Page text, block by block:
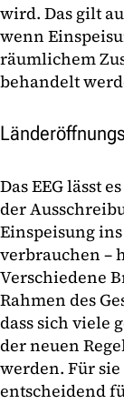
wird. Das gilt
wenn
räumlichem
behandelt
Das EEG lässt
der
Einspeisung
verbrauchen –
Verschiedene
Rahmen des
dass sich viele
der neuen
werden. Für
entscheidend